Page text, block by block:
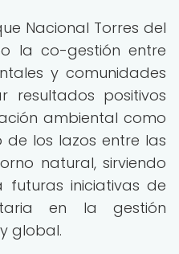
Nacional Torres del
la co-gestión entre
y comunidades
resultados positivos
ambiental como
los lazos entre las
natural, sirviendo
futuras iniciativas de
en la gestión
global.